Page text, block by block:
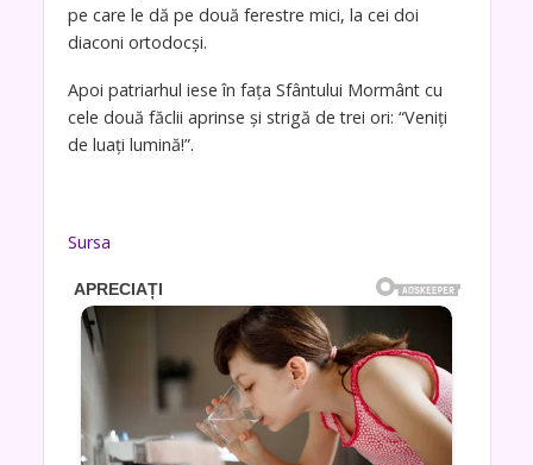
pe care le dă pe două ferestre mici, la cei doi
diaconi ortodocși.
Apoi patriarhul iese în fața Sfântului Mormânt cu
cele două făclii aprinse și strigă de trei ori: “Veniți
de luați lumină!”.
Sursa